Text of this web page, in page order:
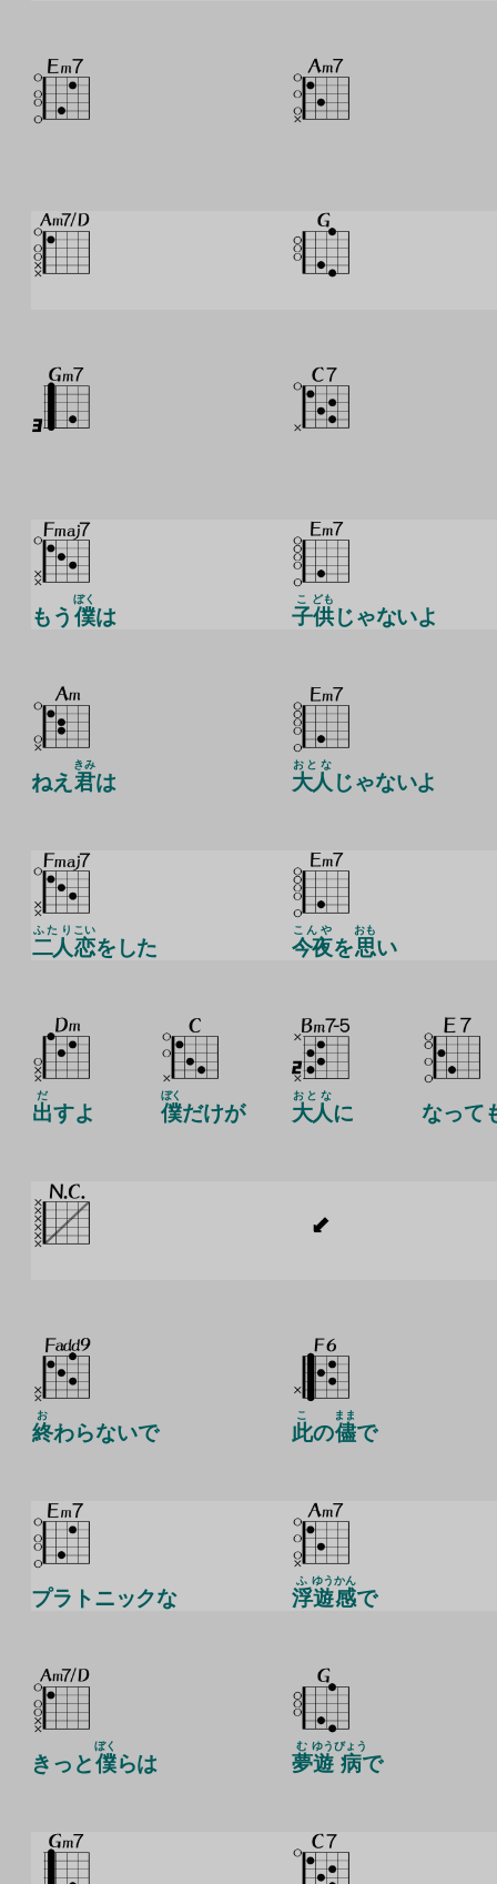
もう 僕
ぼく
は 子
こ
供
ども
じゃないよ
ねえ 君
きみ
は 大人
おとな
じゃないよ
二人
ふたり
恋
こい
をした 今夜
こんや
を思
おも
い
出
だ
すよ 僕
ぼく
だけが 大人
おとな
に なって
終
お
わらないで 此
こ
の儘
まま
で
プラトニックな 浮
ふ
遊
ゆう
感
かん
で
きっと僕
ぼく
らは 夢
む
遊
ゆう
病
びょう
で